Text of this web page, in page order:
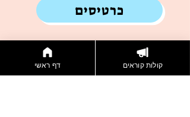
כרטיסים
שווה לך לבדוק גם את הסרטים האלו:
דף ראשי קולות קוראים